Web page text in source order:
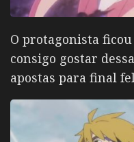
O protagonista
consigo gostar
apostas para final